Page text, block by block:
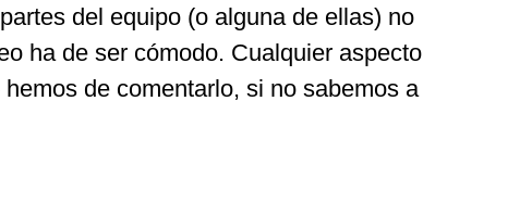
del equipo (o alguna de ellas) no
ha de ser cómodo. Cualquier aspecto
de comentarlo, si no sabemos a